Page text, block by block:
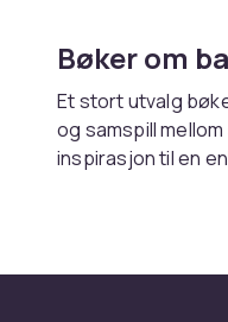
Bøker om
Et stort utvalg
og samspill
inspirasjon til en